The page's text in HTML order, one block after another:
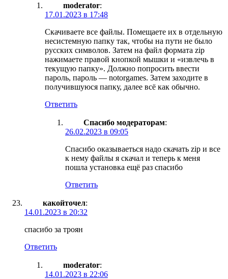
moderator:
17.01.2023 в 17:48
Скачиваете все файлы. Помещаете их в отдельную
несистемную папку так, чтобы на пути не было
русских символов. Затем на файл формата zip
нажимаете правой кнопкой мышки и «извлечь в
текущую папку». Должно попросить ввести
пароль, пароль — notorgames. Затем заходите в
получившуюся папку, далее всё как обычно.
Ответить
Спасибо модераторам:
26.02.2023 в 09:05
Спасибо оказываеться надо скачать zip и все
к нему файлы я скачал и теперь к меня
пошла установка ещё раз спасибо
Ответить
какойточел:
14.01.2023 в 20:32
спасибо за троян
Ответить
moderator:
14.01.2023 в 22:06